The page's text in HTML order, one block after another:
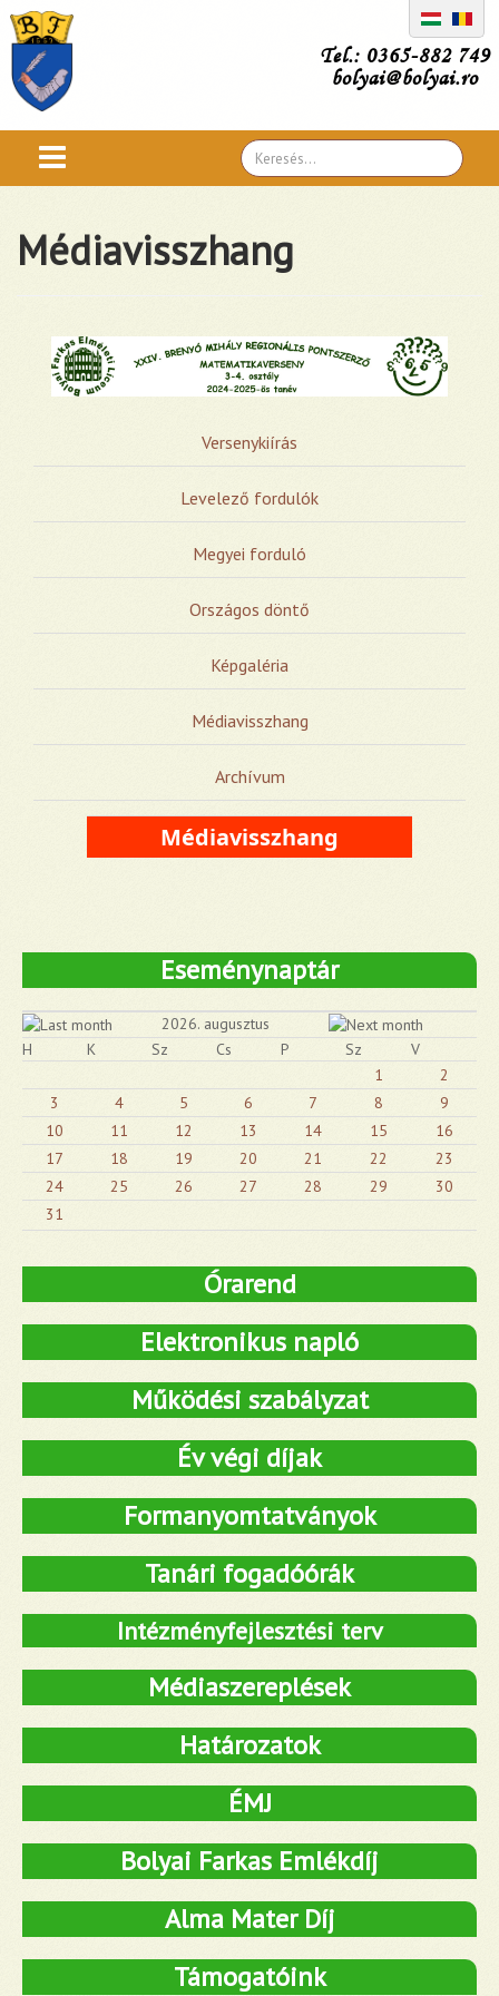
Tel.: 0365-882 749
bolyai@bolyai.ro
Search
...
Médiavisszhang
Versenykiírás
Levelező fordulók
Megyei forduló
Országos döntő
Képgaléria
Médiavisszhang
Archívum
Médiavisszhang
Eseménynaptár
2026. augusztus
H
K Sz Cs P Sz
V
1
2
3
4 5 6 7 8
9
10
11 12 13 14 15
16
17
18 19 20 21 22
23
24
25 26 27 28 29
30
31
Órarend
Elektronikus napló
Működési szabályzat
Év végi díjak
Formanyomtatványok
Tanári fogadóórák
Intézményfejlesztési terv
Médiaszereplések
Határozatok
ÉMJ
Bolyai Farkas Emlékdíj
Alma Mater Díj
Támogatóink